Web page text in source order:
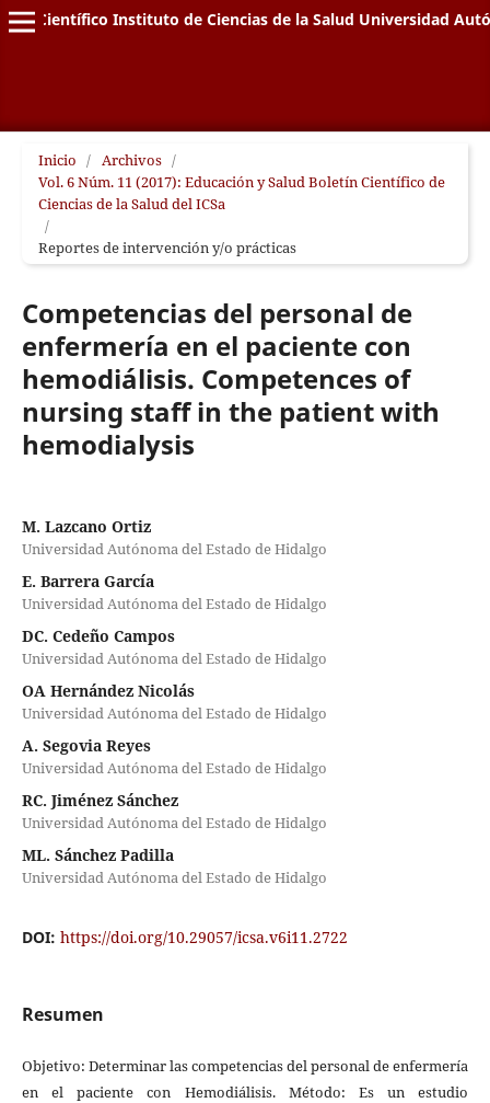
Científico Instituto de Ciencias de la Salud Universidad
Inicio / Archivos /
Vol. 6 Núm. 11 (2017): Educación y Salud Boletín Científico de
Ciencias de la Salud del ICSa
/
Reportes de intervención y/o prácticas
Competencias del personal de
enfermería en el paciente con
hemodiálisis. Competences of
nursing staff in the patient with
hemodialysis
M. Lazcano Ortiz
Universidad Autónoma del Estado de Hidalgo
E. Barrera García
Universidad Autónoma del Estado de Hidalgo
DC. Cedeño Campos
Universidad Autónoma del Estado de Hidalgo
OA Hernández Nicolás
Universidad Autónoma del Estado de Hidalgo
A. Segovia Reyes
Universidad Autónoma del Estado de Hidalgo
RC. Jiménez Sánchez
Universidad Autónoma del Estado de Hidalgo
ML. Sánchez Padilla
Universidad Autónoma del Estado de Hidalgo
DOI: https://doi.org/10.29057/icsa.v6i11.2722
Resumen
Objetivo: Determinar las competencias del personal de enfermería
en el paciente con Hemodiálisis. Método: Es un estudio